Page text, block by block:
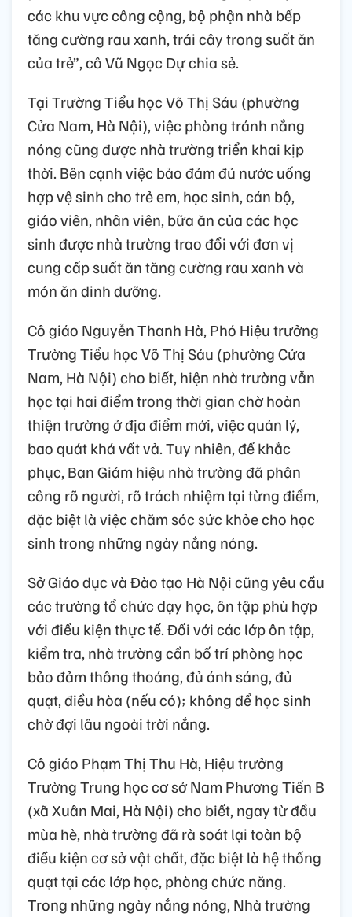
các khu vực công cộng, bộ phận nhà bếp
tăng cường rau xanh, trái cây trong suất ăn
của trẻ”, cô Vũ Ngọc Dự chia sẻ.
Tại Trường Tiểu học Võ Thị Sáu (phường
Cửa Nam, Hà Nội), việc phòng tránh nắng
nóng cũng được nhà trường triển khai kịp
thời. Bên cạnh việc bảo đảm đủ nước uống
hợp vệ sinh cho trẻ em, học sinh, cán bộ,
giáo viên, nhân viên, bữa ăn của các học
sinh được nhà trường trao đổi với đơn vị
cung cấp suất ăn tăng cường rau xanh và
món ăn dinh dưỡng.
Cô giáo Nguyễn Thanh Hà, Phó Hiệu trưởng
Trường Tiểu học Võ Thị Sáu (phường Cửa
Nam, Hà Nội) cho biết, hiện nhà trường vẫn
học tại hai điểm trong thời gian chờ hoàn
thiện trường ở địa điểm mới, việc quản lý,
bao quát khá vất vả. Tuy nhiên, để khắc
phục, Ban Giám hiệu nhà trường đã phân
công rõ người, rõ trách nhiệm tại từng điểm,
đặc biệt là việc chăm sóc sức khỏe cho học
sinh trong những ngày nắng nóng.
Sở Giáo dục và Đào tạo Hà Nội cũng yêu cầu
các trường tổ chức dạy học, ôn tập phù hợp
với điều kiện thực tế. Đối với các lớp ôn tập,
kiểm tra, nhà trường cần bố trí phòng học
bảo đảm thông thoáng, đủ ánh sáng, đủ
quạt, điều hòa (nếu có); không để học sinh
chờ đợi lâu ngoài trời nắng.
Cô giáo Phạm Thị Thu Hà, Hiệu trưởng
Trường Trung học cơ sở Nam Phương Tiến B
(xã Xuân Mai, Hà Nội) cho biết, ngay từ đầu
mùa hè, nhà trường đã rà soát lại toàn bộ
điều kiện cơ sở vật chất, đặc biệt là hệ thống
quạt tại các lớp học, phòng chức năng.
Trong những ngày nắng nóng, Nhà trường